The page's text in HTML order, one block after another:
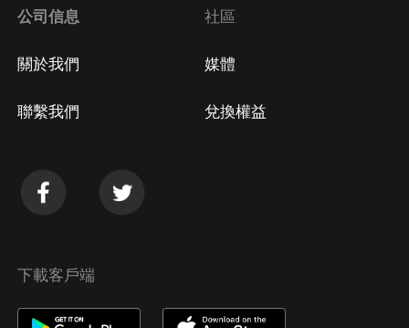
公司信息
關於我們
聯繫我們
社區
媒體
兌換權益
下載客戶端